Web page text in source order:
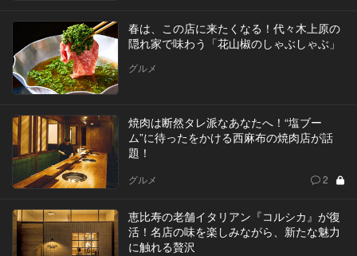
春は、この店に来たくなる！代々木上原の
隠れ家で味わう「花山椒のしゃぶしゃぶ」
グルメ
焼肉は断然タレ派なあなたへ！“塩ブー
ム”に待ったをかける西麻布の焼肉店が話
題！
グルメ 2
恵比寿の老舗イタリアン『コルシカ』が復
活！名店の味を楽しみながら、新たな魅力
に触れる贅沢